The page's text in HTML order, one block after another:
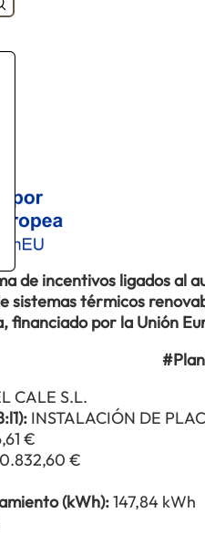
de incentivos ligados al
sistemas térmicos
financiado por la Unión
CALE S.L.
INSTALACIÓN DE
€
€
(kWh):147,84 kWh